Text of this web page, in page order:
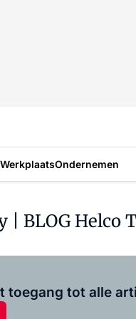
WerkplaatsOndernemen
| BLOG Helco
toegang tot alle